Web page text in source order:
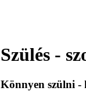
Szülés -
Könnyen szülni -